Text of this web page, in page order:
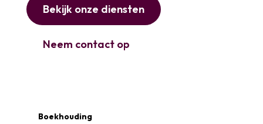
Bekijk onze diensten
Neem contact op
Boekhouding